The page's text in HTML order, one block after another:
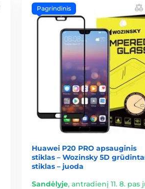
Pagrindinis
Huawei P20 PRO apsauginis
stiklas – Wozinsky 5D
stiklas – juoda
Sandėlyje,antradienį 11. 8. pas